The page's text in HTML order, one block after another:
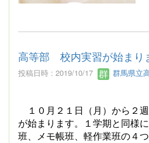
高等部 校内実習が始まり
投稿日時 : 2019/10/17 群馬県立
１０月２１日（月）から２
が始まります。１学期と同様
班、メモ帳班、軽作業班の４